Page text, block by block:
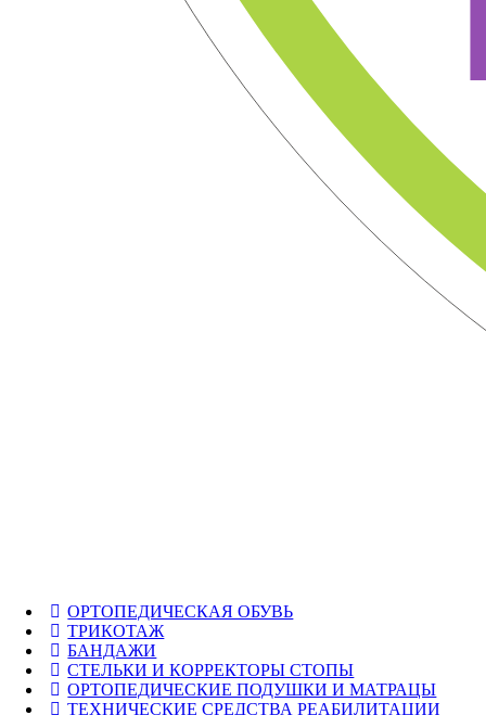
ОРТОПЕДИЧЕСКАЯ ОБУВЬ
ТРИКОТАЖ
БАНДАЖИ
СТЕЛЬКИ И КОРРЕКТОРЫ СТОПЫ
ОРТОПЕДИЧЕСКИЕ ПОДУШКИ И МАТРАЦЫ
ТЕХНИЧЕСКИЕ СРЕДСТВА РЕАБИЛИТАЦИИ